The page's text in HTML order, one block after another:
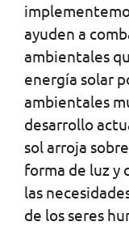
ayuden a
ambientales
energía solar
ambientales
desarrollo
sol arroja
forma de luz y
las
de los seres